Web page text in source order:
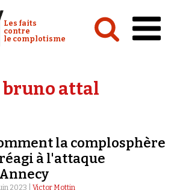
Conspiracy Watch :
Les faits
contre
le complotisme
bruno attal
la complosphère
à l'attaque
2023 |Victor Mottin